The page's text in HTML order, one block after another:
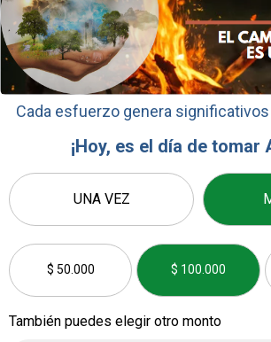
Cada esfuerzo genera
¡Hoy, es el día de tomar
UNA VEZ
$ 50.000 $ 100.000
También puedes elegir otro monto